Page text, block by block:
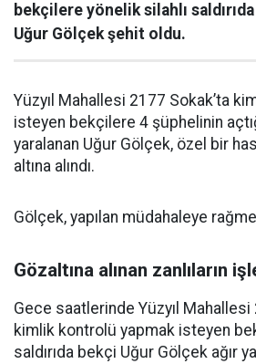
bekçilere yönelik silahlı
Uğur Gölçek şehit oldu.
Yüzyıl Mahallesi 2177 Sokak’ta
isteyen bekçilere 4 şüphelinin
yaralanan Uğur Gölçek, özel bir
altına alındı.
Gölçek, yapılan müdahaleye
Gözaltına alınan zanlıların
Gece saatlerinde Yüzyıl Mahallesi
kimlik kontrolü yapmak isteyen
saldırıda bekçi Uğur Gölçek ağır